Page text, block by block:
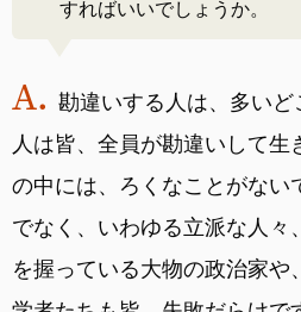
すればいいでしょうか。
勘違いする人は、多いど
人は皆、全員が勘違いして
の中には、ろくなことがな
でなく、いわゆる立派な人々
を握っている大物の政治家や